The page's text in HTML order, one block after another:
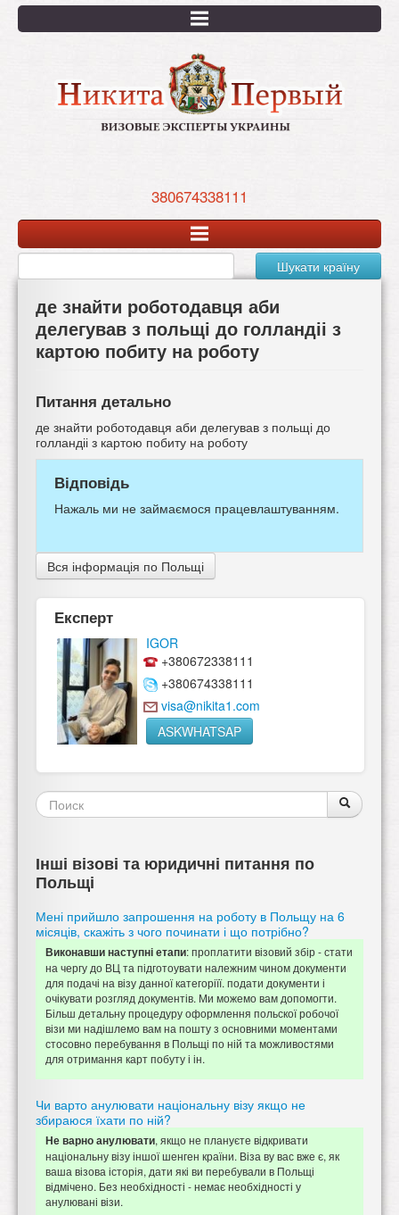
Перейти
основному
380674338111
Шукати країну
де знайти роботодавця аби
делегував з польщі до голландіі з
картою побиту на роботу
Питання детально
де знайти роботодавця аби делегував з польщі до
голландіі з картою побиту на роботу
Відповідь
Нажаль ми не займаємося працевлаштуванням.
Вся інформація по Польщі
Експерт
IGOR
+380672338111
+380674338111
visa@nikita1.com
ASKWHATSAP
Форма
поиска
Поиск
Інші візові та юридичні питання по
Польщі
Мені прийшло запрошення на роботу в Польщу на 6
місяців, скажіть з чого починати і що потрібно?
Виконавши наступні етапи: проплатити візовий збір - стати
на чергу до ВЦ та підготоувати належним чином документи
для подачі на візу данної категоріїї. подати документи і
очікувати розгляд документів. Ми можемо вам допомогти.
Більш детальну процедуру оформлення польскої робочої
візи ми надішлемо вам на пошту з основними моментами
стосовно перебування в Польщі по ній та можливостями
для отримання карт побуту і ін.
Чи варто анулювати національну візу якщо не
збираюся їхати по ній?
Не варно анулювати, якщо не плануєте відкривати
національну візу іншої шенген країни. Віза ву вас вже є, як
ваша візова історія, дати які ви перебували в Польщі
відмічено. Без необхідності - немає необхідності у
анулювані візи.